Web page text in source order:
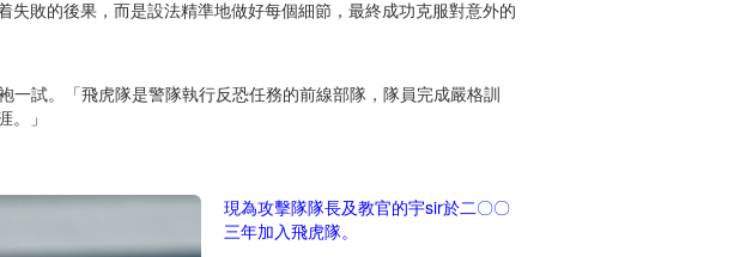
敗的後果，而是設法精準地做好每個細節，最終成功克服對意外的
試。「飛虎隊是警隊執行反恐任務的前線部隊，隊員完成嚴格訓
」
現為攻擊隊隊長及教官的宇sir於二〇〇
三年加入飛虎隊。